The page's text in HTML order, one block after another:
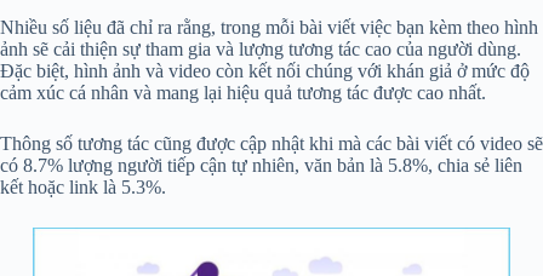
Nhiều số liệu đã chỉ ra rằng, trong mỗi bài viết việc bạn kèm theo hình
ảnh sẽ cải thiện sự tham gia và lượng tương tác cao của người dùng.
Đặc biệt, hình ảnh và video còn kết nối chúng với khán giả ở mức độ
cảm xúc cá nhân và mang lại hiệu quả tương tác được cao nhất.
Thông số tương tác cũng được cập nhật khi mà các bài viết có video sẽ
có 8.7% lượng người tiếp cận tự nhiên, văn bản là 5.8%, chia sẻ liên
kết hoặc link là 5.3%.